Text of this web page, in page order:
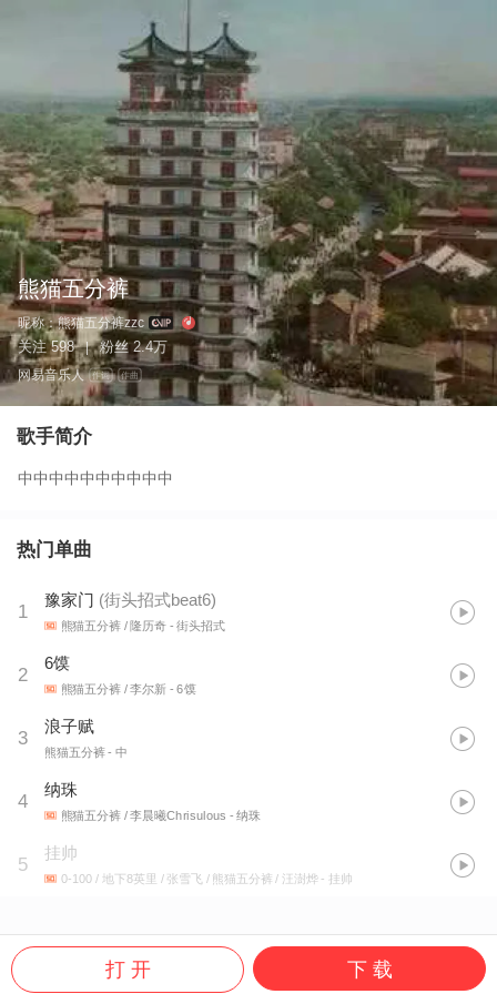
熊猫五分裤
昵称：熊猫五分裤zzc
关注 598 | 粉丝 2.4万
网易音乐人 作词 作曲
歌手简介
中中中中中中中中中中
热门单曲
1
豫家门 (街头招式beat6)
熊猫五分裤 / 隆历奇 - 街头招式
2
6馍
熊猫五分裤 / 李尔新 - 6馍
3
浪子赋
熊猫五分裤- 中
4
纳珠
熊猫五分裤 / 李晨曦Chrisulous - 纳珠
5
挂帅
0-100 / 地下8英里 / 张雪飞 / 熊猫五分裤 / 汪澍烨- 挂帅
打 开 下 载